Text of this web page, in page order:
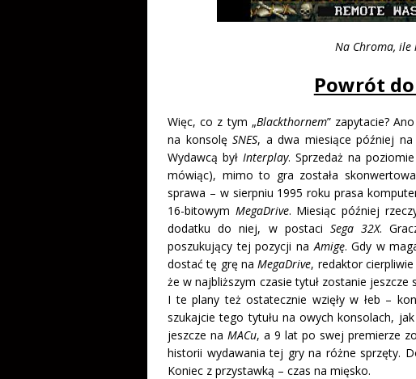
Na Chroma, ile
Powrót do
Więc, co z tym „Blackthornem” zapytacie?
na konsolęSNES, a dwa miesiące później
Wydawcą był Interplay. Sprzedaż na
mówiąc), mimo to gra została
sprawa – w sierpniu 1995 roku prasa
16-bitowym MegaDrive. Miesiąc później
dodatku do niej, w postaci Sega 32X.
poszukujący tej pozycji na Amigę. Gdy w
dostać tę grę naMegaDrive, redaktor
że w najbliższym czasie tytuł zostanie jeszcze
I te plany też ostatecznie wzięły w łeb –
szukajcie tego tytułu na owych konsolach,
jeszcze na MACu, a 9 lat po swej premierze
historii wydawania tej gry na różne sprzęty.
Koniec z przystawką – czas na mięsko.